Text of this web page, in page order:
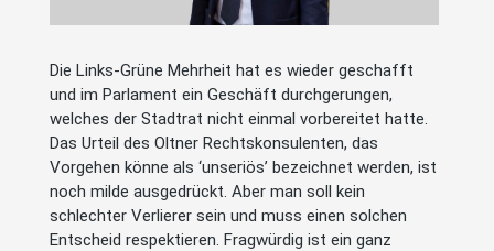
Die Links-Grüne Mehrheit hat es wieder geschafft
und im Parlament ein Geschäft durchgerungen,
welches der Stadtrat nicht einmal vorbereitet hatte.
Das Urteil des Oltner Rechtskonsulenten, das
Vorgehen könne als ‘unseriös’ bezeichnet werden, ist
noch milde ausgedrückt. Aber man soll kein
schlechter Verlierer sein und muss einen solchen
Entscheid respektieren. Fragwürdig ist ein ganz